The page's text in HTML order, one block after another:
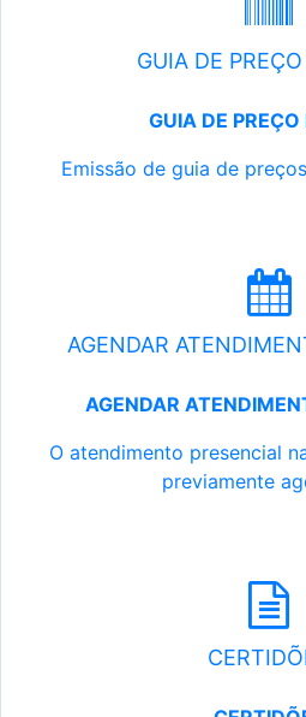
GUIA DE
GUIA DE PREÇO
Emissão de guia de
AGENDAR
AGENDAR
O atendimento presencial
previamente